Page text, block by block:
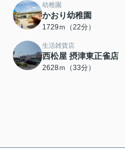
幼稚園
かおり幼稚園
1729ｍ（22分）
生活雑貨店
西松屋 摂津東正雀店
2628ｍ（33分）